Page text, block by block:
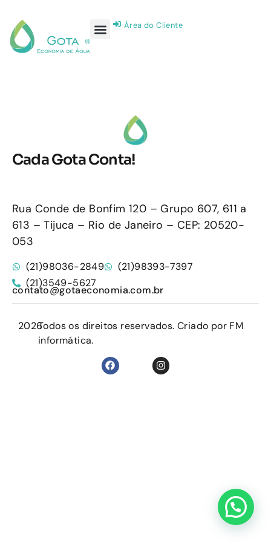
Área do Cliente
Cada Gota Conta!
Rua Conde de Bonfim 120 – Grupo 607, 611 a
613 – Tijuca – Rio de Janeiro – CEP: 20520-
053
(21)98036-2849
(21)98393-7397
(21)3549-5627
contato@gotaeconomia.com.br
2026Todos os direitos reservados. Criado por FM
informática.